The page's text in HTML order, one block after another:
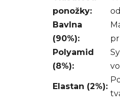
ponožky:
Bavlna
(90%):
Polyamid
(8%):
Elastan (2%):